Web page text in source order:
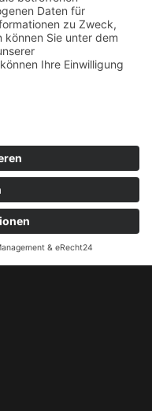
Karte
Consent
&eRecht24
25.09.26